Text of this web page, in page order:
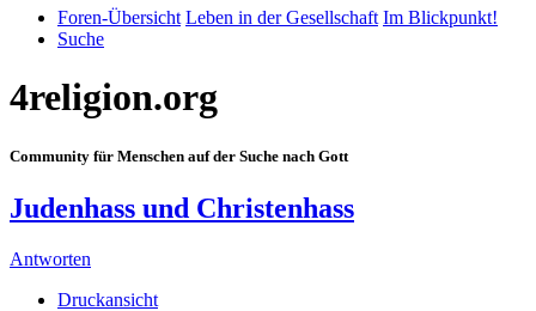
Foren-Übersicht Leben in der Gesellschaft Im Blickpunkt!
Suche
4religion.org
Community für Menschen auf der Suche nach Gott
Judenhass und Christenhass
Antworten
Druckansicht